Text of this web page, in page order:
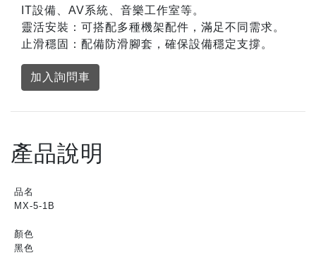
IT設備、AV系統、音樂工作室等。
靈活安裝：可搭配多種機架配件，滿足不同需求。
止滑穩固：配備防滑腳套，確保設備穩定支撐。
加入詢問車
產品說明
品名
MX-5-1B
顏色
黑色